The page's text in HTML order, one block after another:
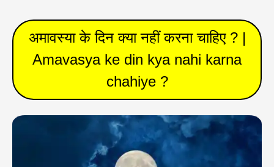
अमावस्या के दिन क्या नहीं करना चाहिए ? |
Amavasya ke din kya nahi karna
chahiye ?